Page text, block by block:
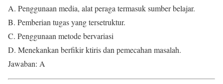
A. Penggunaan media, alat peraga termasuk sumber belajar.
B. Pemberian tugas yang tersetruktur.
C. Penggunaan metode bervariasi
D. Menekankan berfikir ktiris dan pemecahan masalah.
Jawaban: A